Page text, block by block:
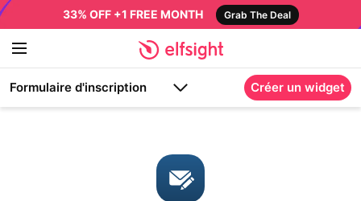
33% OFF +1 FREE MONTH Grab The Deal
Formulaire d'inscription Créer un widget